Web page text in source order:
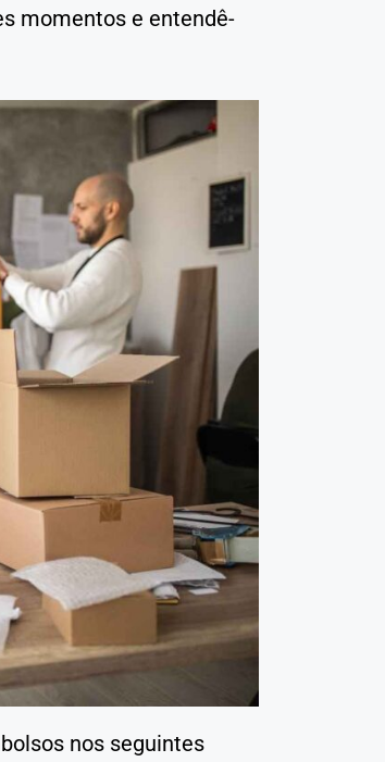
momentos e entendê-
nos seguintes